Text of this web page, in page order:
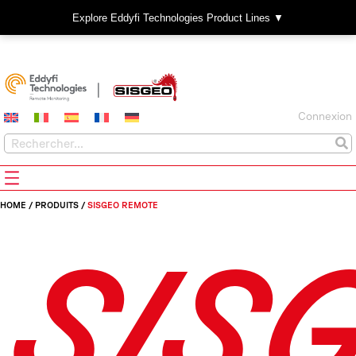
Explore Eddyfi Technologies Product Lines ▼
Connexion
HOME / PRODUITS / SISGEO REMOTE